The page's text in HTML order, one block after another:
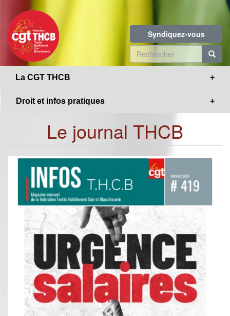
contenu
principal
Syndiquez-vous
Formulaire
de
La CGT THCB
Droit et infos pratiques
Le journal THCB